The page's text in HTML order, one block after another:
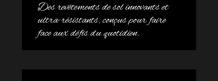
Des revêtements de sol innovants et
ultra-résistants, conçus pour faire
face aux défis du quotidien.